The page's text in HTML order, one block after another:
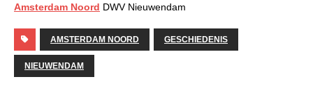
Amsterdam Noord DWV Nieuwendam
AMSTERDAM NOORD GESCHIEDENIS
NIEUWENDAM